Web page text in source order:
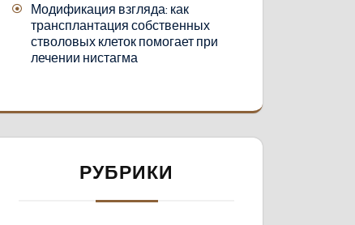
Модификация взгляда: как
трансплантация собственных
стволовых клеток помогает при
лечении нистагма
РУБРИКИ